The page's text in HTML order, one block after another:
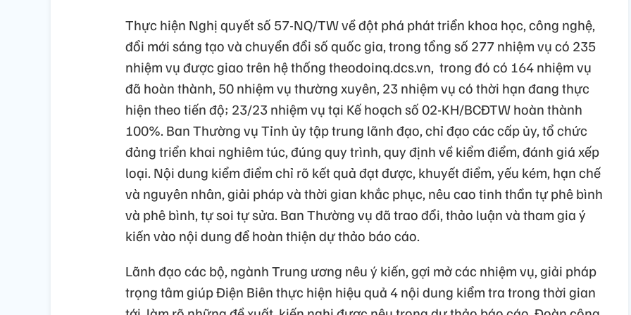
Thực hiện Nghị quyết số 57-NQ/TW về đột phá phát triển khoa học, công nghệ,
đổi mới sáng tạo và chuyển đổi số quốc gia, trong tổng số 277 nhiệm vụ có 235
nhiệm vụ được giao trên hệ thống theodoinq.dcs.vn, trong đó có 164 nhiệm vụ
đã hoàn thành, 50 nhiệm vụ thường xuyên, 23 nhiệm vụ có thời hạn đang thực
hiện theo tiến độ; 23/23 nhiệm vụ tại Kế hoạch số 02-KH/BCĐTW hoàn thành
100%. Ban Thường vụ Tỉnh ủy tập trung lãnh đạo, chỉ đạo các cấp ủy, tổ chức
đảng triển khai nghiêm túc, đúng quy trình, quy định về kiểm điểm, đánh giá xếp
loại. Nội dung kiểm điểm chỉ rõ kết quả đạt được, khuyết điểm, yếu kém, hạn chế
và nguyên nhân, giải pháp và thời gian khắc phục, nêu cao tinh thần tự phê bình
và phê bình, tự soi tự sửa. Ban Thường vụ đã trao đổi, thảo luận và tham gia ý
kiến vào nội dung để hoàn thiện dự thảo báo cáo.
Lãnh đạo các bộ, ngành Trung ương nêu ý kiến, gợi mở các nhiệm vụ, giải pháp
trọng tâm giúp Điện Biên thực hiện hiệu quả 4 nội dung kiểm tra trong thời gian